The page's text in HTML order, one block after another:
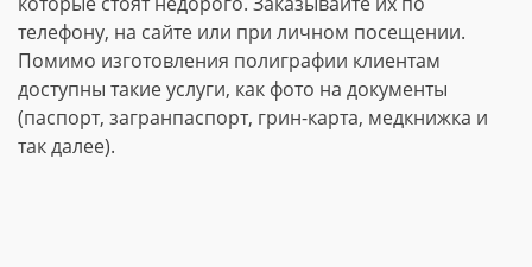
телефону, на сайте или при личном посещении.
Помимо изготовления полиграфии клиентам
доступны такие услуги, как фото на документы
(паспорт, загранпаспорт, грин-карта, медкнижка и
так далее).